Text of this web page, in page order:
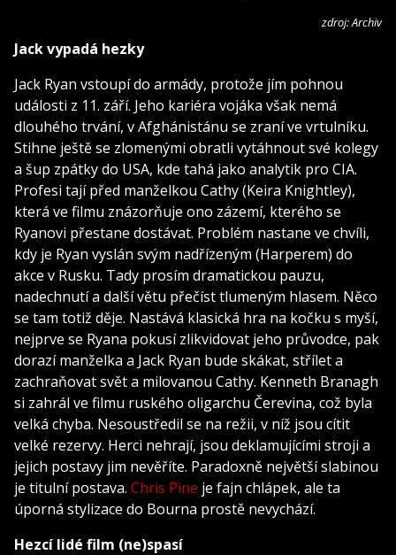
zdroj: Archiv
Jack vypadá hezky
Jack Ryan vstoupí do armády, protože jím pohnou
události z 11. září. Jeho kariéra vojáka však nemá
dlouhého trvání, v Afghánistánu se zraní ve vrtulníku.
Stihne ještě se zlomenými obratli vytáhnout své kolegy
a šup zpátky do USA, kde tahá jako analytik pro CIA.
Profesi tají před manželkou Cathy (Keira Knightley),
která ve filmu znázorňuje ono zázemí, kterého se
Ryanovi přestane dostávat. Problém nastane ve chvíli,
kdy je Ryan vyslán svým nadřízeným (Harperem) do
akce v Rusku. Tady prosím dramatickou pauzu,
nadechnutí a další větu přečíst tlumeným hlasem. Něco
se tam totiž děje. Nastává klasická hra na kočku s myší,
nejprve se Ryana pokusí zlikvidovat jeho průvodce, pak
dorazí manželka a Jack Ryan bude skákat, střílet a
zachraňovat svět a milovanou Cathy. Kenneth Branagh
si zahrál ve filmu ruského oligarchu Čerevina, což byla
velká chyba. Nesoustředil se na režii, v níž jsou cítit
velké rezervy. Herci nehrají, jsou deklamujícími stroji a
jejich postavy jim nevěříte. Paradoxně největší slabinou
je titulní postava. Chris Pine je fajn chlápek, ale ta
úporná stylizace do Bourna prostě nevychází.
Hezcí lidé film (ne)spasí